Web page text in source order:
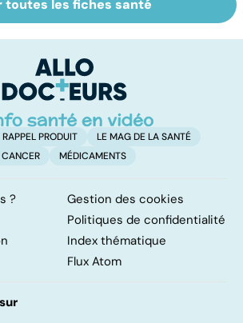
Intestin irritable :
le régime
solution ?
toutes les fiches santé
RAPPEL PRODUIT
LE MAG DE LA SANTÉ
CANCER
MÉDICAMENTS
?
Gestion des cookies
Politiques de confidentialité
Index thématique
Flux Atom